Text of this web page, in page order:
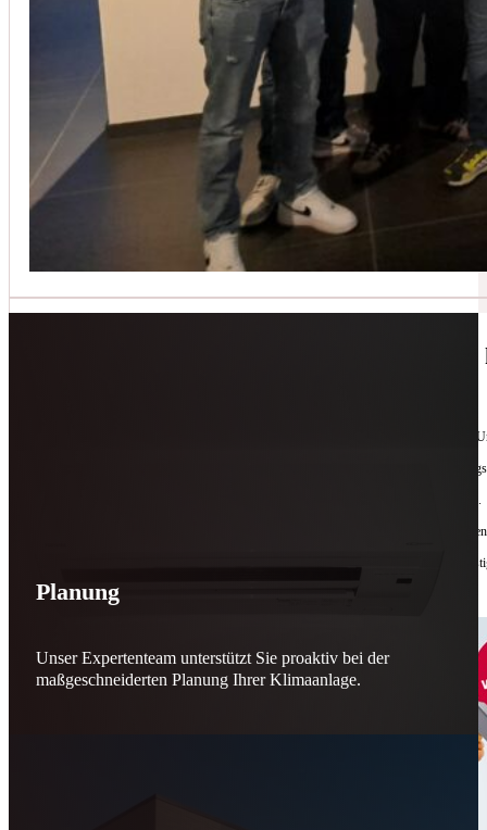
🔧 Geräte-Retter-Prämie – Weil
Manchmal braucht es nur eine zweite Chance. Für Geräte. Für Ressourcen. Für unsere
reparieren wir, was andere
Jede gerettete Maschine zählt. Jeder reparierte Motor wirkt. Jede Entscheidung macht
Reparieren statt wegwerfen. Verantwortung statt Verschwendung. Zukunft statt
Schicker. Wir bringen’s wieder zum Laufen.
Jetzt kontaktieren
Planung
Unser Expertenteam unterstützt Sie proaktiv bei der
maßgeschneiderten Planung Ihrer Klimaanlage.